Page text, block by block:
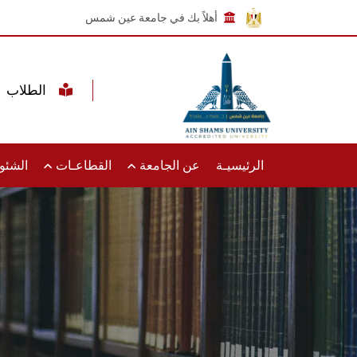
أهلاً بك في جامعة عين شمس
الرئيسيـة عن الجامعة القطاعـات